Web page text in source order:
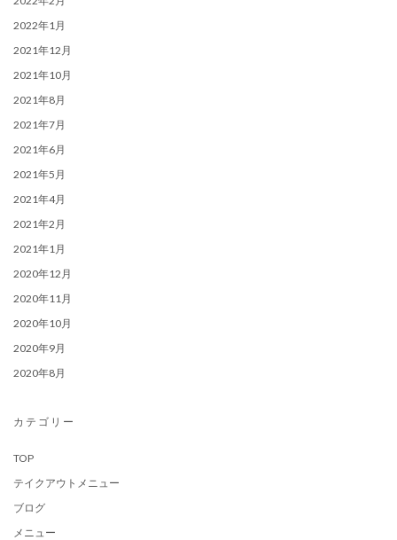
2022年1月
2021年12月
2021年10月
2021年8月
2021年7月
2021年6月
2021年5月
2021年4月
2021年2月
2021年1月
2020年12月
2020年11月
2020年10月
2020年9月
2020年8月
カテゴリー
TOP
テイクアウトメニュー
ブログ
メニュー